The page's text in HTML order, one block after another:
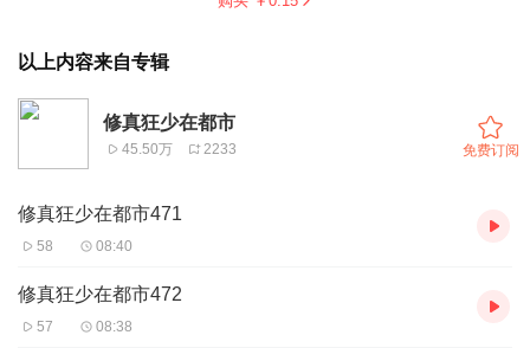
以上内容来自专辑
修真狂少在都市
45.50万 2233 免费订阅
修真狂少在都市471
58 08:40
修真狂少在都市472
57 08:38